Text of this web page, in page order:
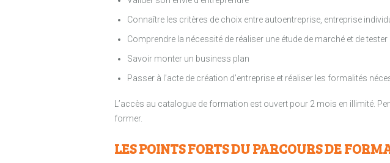
Connaître les critères de choix entre autoentreprise, entreprise
Comprendre la nécessité de réaliser une étude de marché et de
Savoir monter un business plan
Passer à l’acte de création d’entreprise et réaliser les formalités
L’accès au catalogue de formation est ouvert pour 2 mois en illimité.
former.
LES POINTS FORTS DU PARCOURS DE